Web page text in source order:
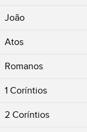
João
Atos
Romanos
1 Coríntios
2 Coríntios